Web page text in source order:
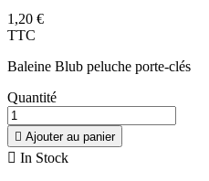
1,20 €
TTC
Baleine Blub peluche porte-clés
Quantité
 Ajouter au panier
 In Stock